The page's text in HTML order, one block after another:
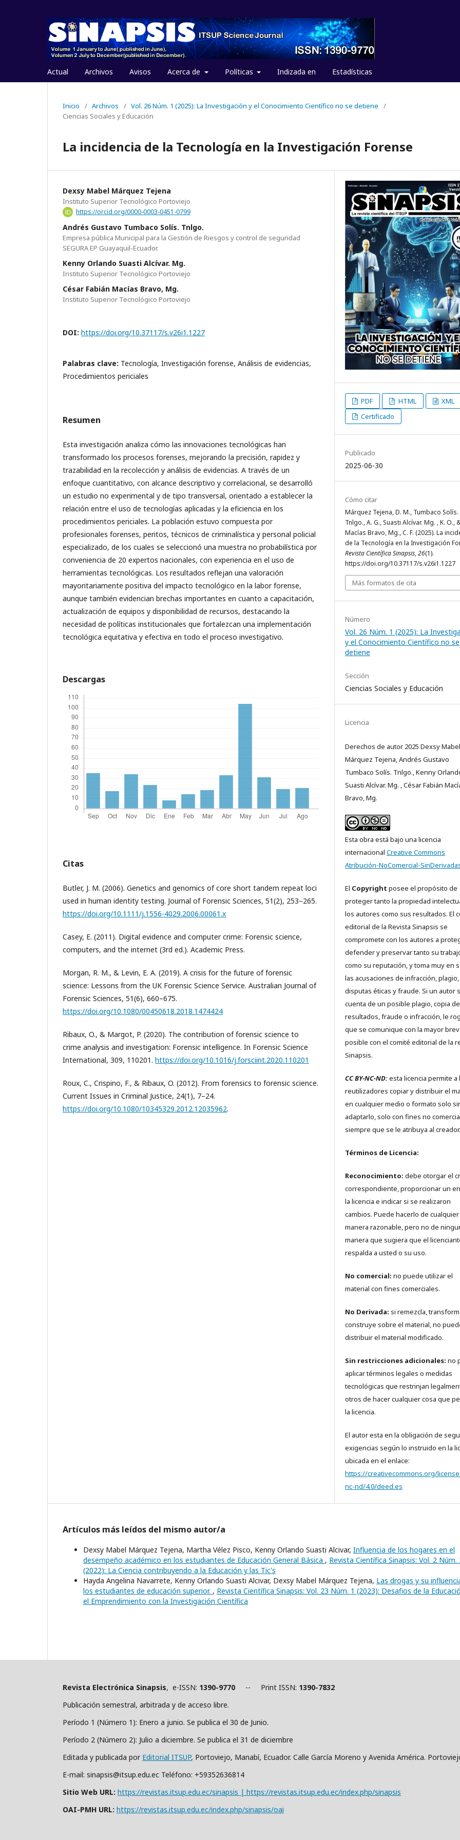
Actual Archivos Avisos Acerca de Políticas Indizada en Estadísticas
Inicio / Archivos / Vol. 26 Núm. 1 (2025): La Investigación y el Conocimiento Científico no se detiene
/
Ciencias Sociales y Educación
La incidencia de la Tecnología en la Investigación Forense
Dexsy Mabel Márquez Tejena
Instituto Superior Tecnológico Portoviejo
https://orcid.org/0000-0003-0451-0799
Andrés Gustavo Tumbaco Solís. Tnlgo.
Empresa pública Municipal para la Gestión de Riesgos y control de seguridad
SEGURA EP Guayaquil-Ecuador.
Kenny Orlando Suasti Alcívar. Mg.
Instituto Superior Tecnológico Portoviejo
César Fabián Macías Bravo, Mg.
Instituto Superior Tecnológico Portoviejo
DOI: https://doi.org/10.37117/s.v26i1.1227
Palabras clave: Tecnología, Investigación forense, Análisis de evidencias,
Procedimientos periciales
Resumen
Esta investigación analiza cómo las innovaciones tecnológicas han
transformado los procesos forenses, mejorando la precisión, rapidez y
trazabilidad en la recolección y análisis de evidencias. A través de un
enfoque cuantitativo, con alcance descriptivo y correlacional, se desarrolló
un estudio no experimental y de tipo transversal, orientado a establecer la
relación entre el uso de tecnologías aplicadas y la eficiencia en los
procedimientos periciales. La población estuvo compuesta por
profesionales forenses, peritos, técnicos de criminalística y personal policial
especializado, de los cuales se seleccionó una muestra no probabilística por
conveniencia de 20 expertos nacionales, con experiencia en el uso de
herramientas tecnológicas. Los resultados reflejan una valoración
mayoritariamente positiva del impacto tecnológico en la labor forense,
aunque también evidencian brechas importantes en cuanto a capacitación,
actualización de equipos y disponibilidad de recursos, destacando la
necesidad de políticas institucionales que fortalezcan una implementación
tecnológica equitativa y efectiva en todo el proceso investigativo.
Descargas
Citas
Butler, J. M. (2006). Genetics and genomics of core short tandem repeat loci
used in human identity testing. Journal of Forensic Sciences, 51(2), 253–265.
https://doi.org/10.1111/j.1556-4029.2006.00061.x
Casey, E. (2011). Digital evidence and computer crime: Forensic science,
computers, and the internet (3rd ed.). Academic Press.
Morgan, R. M., & Levin, E. A. (2019). A crisis for the future of forensic
science: Lessons from the UK Forensic Science Service. Australian Journal of
Forensic Sciences, 51(6), 660–675.
https://doi.org/10.1080/00450618.2018.1474424
Ribaux, O., & Margot, P. (2020). The contribution of forensic science to
crime analysis and investigation: Forensic intelligence. In Forensic Science
International, 309, 110201. https://doi.org/10.1016/j.forsciint.2020.110201
Roux, C., Crispino, F., & Ribaux, O. (2012). From forensics to forensic science.
Current Issues in Criminal Justice, 24(1), 7–24.
https://doi.org/10.1080/10345329.2012.12035962.
PDF HTML
XML
Certificado
Publicado
2025-06-30
Cómo citar
Márquez Tejena, D. M., Tumbaco Solís.
Tnlgo., A. G., Suasti Alcívar. Mg. , K. O.,
Macías Bravo, Mg., C. F. (2025). La
de la Tecnología en la Investigación
Revista Científica Sinapsis,26(1).
https://doi.org/10.37117/s.v26i1.1227
Más formatos de cita
Número
Vol. 26 Núm. 1 (2025): La
y el Conocimiento Científico no se
detiene
Sección
Ciencias Sociales y Educación
Licencia
Derechos de autor 2025 Dexsy Mabel
Márquez Tejena, Andrés Gustavo
Tumbaco Solís. Tnlgo., Kenny
Suasti Alcívar. Mg. , César Fabián
Bravo, Mg.
Esta obra está bajo una licencia
internacional Creative Commons
Atribución-NoComercial-
El Copyright posee el propósito de
proteger tanto la propiedad
los autores como sus resultados. El
editorial de la Revista Sinapsis se
compromete con los autores a
defender y preservar tanto su
como su reputación, y toma muy en
las acusaciones de infracción, plagio,
disputas éticas y fraude. Si un autor
cuenta de un posible plagio, copia de
resultados, fraude o infracción, le
que se comunique con la mayor
posible con el comité editorial de la
Sinapsis.
CC BY-NC-ND:esta licencia permite a
reutilizadores copiar y distribuir el
en cualquier medio o formato solo
adaptarlo, solo con fines no
siempre que se le atribuya al creador.
Términos de Licencia:
Reconocimiento: debe otorgar el
correspondiente, proporcionar un
la licencia e indicar si se realizaron
cambios. Puede hacerlo de cualquier
manera razonable, pero no de
manera que sugiera que el
respalda a usted o su uso.
No comercial: no puede utilizar el
material con fines comerciales.
No Derivada: si remezcla,
construye sobre el material, no
distribuir el material modificado.
Sin restricciones adicionales: no
aplicar términos legales o medidas
tecnológicas que restrinjan
otros de hacer cualquier cosa que
la licencia.
El autor esta en la obligación de
exigencias según lo instruido en la
ubicada en el enlace:
https://creativecommons.org/
nc-nd/4.0/deed.es
Artículos más leídos del mismo autor/a
Dexsy Mabel Márquez Tejena, Martha Vélez Pisco, Kenny Orlando Suasti Alcivar, Influencia de los hogares en el
desempeño académico en los estudiantes de Educación General Básica , Revista Científica Sinapsis: Vol. 2 Núm.
(2022): La Ciencia contribuyendo a la Educación y las Tic's
Hayda Angelina Navarrete, Kenny Orlando Suasti Alcivar, Dexsy Mabel Márquez Tejena, Las drogas y su
los estudiantes de educación superior. , Revista Científica Sinapsis: Vol. 23 Núm. 1 (2023): Desafios de la
el Emprendimiento con la Investigación Científica
Revista Electrónica Sinapsis, e-ISSN: 1390-9770 -- Print ISSN: 1390-7832
Publicación semestral, arbitrada y de acceso libre.
Período 1 (Número 1): Enero a junio. Se publica el 30 de Junio.
Período 2 (Número 2): Julio a diciembre. Se publica el 31 de diciembre
Editada y publicada por Editorial ITSUP, Portoviejo, Manabí, Ecuador. Calle García Moreno y Avenida América.
E-mail: sinapsis@itsup.edu.ec Teléfono: +59352636814
Sitio Web URL: https://revistas.itsup.edu.ec/sinapsis | https://revistas.itsup.edu.ec/index.php/sinapsis
OAI-PMH URL: https://revistas.itsup.edu.ec/index.php/sinapsis/oai